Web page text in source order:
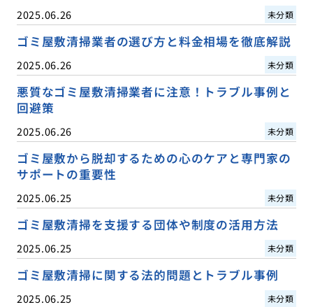
2025.06.26 未分類
ゴミ屋敷清掃業者の選び方と料金相場を徹底解説
2025.06.26 未分類
悪質なゴミ屋敷清掃業者に注意！トラブル事例と
回避策
2025.06.26 未分類
ゴミ屋敷から脱却するための心のケアと専門家の
サポートの重要性
2025.06.25 未分類
ゴミ屋敷清掃を支援する団体や制度の活用方法
2025.06.25 未分類
ゴミ屋敷清掃に関する法的問題とトラブル事例
2025.06.25 未分類